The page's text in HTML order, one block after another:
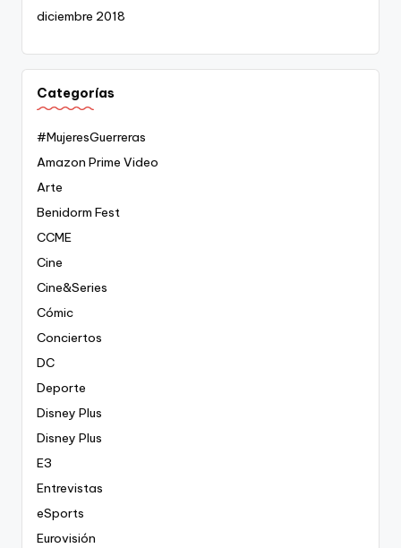
diciembre 2018
Categorías
#MujeresGuerreras
Amazon Prime Video
Arte
Benidorm Fest
CCME
Cine
Cine&Series
Cómic
Conciertos
DC
Deporte
Disney Plus
Disney Plus
E3
Entrevistas
eSports
Eurovisión